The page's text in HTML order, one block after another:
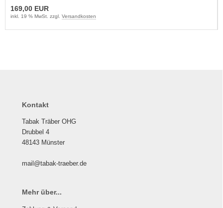
169,00 EUR
inkl. 19 % MwSt. zzgl. Versandkosten
Kontakt
Tabak Träber OHG
Drubbel 4
48143 Münster
mail@tabak-traeber.de
Mehr über...